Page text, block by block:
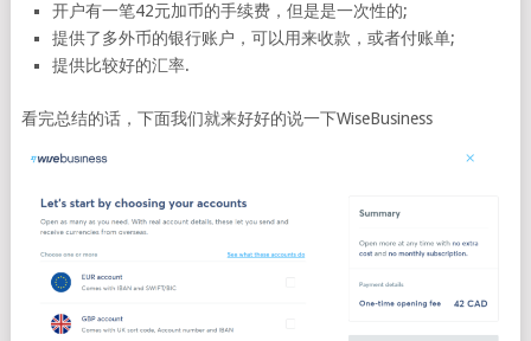
开户有一笔42元加币的手续费，但是是一次性的;
提供了多外币的银行账户，可以用来收款，或者付账单;
提供比较好的汇率.
看完总结的话，下面我们就来好好的说一下WiseBusiness